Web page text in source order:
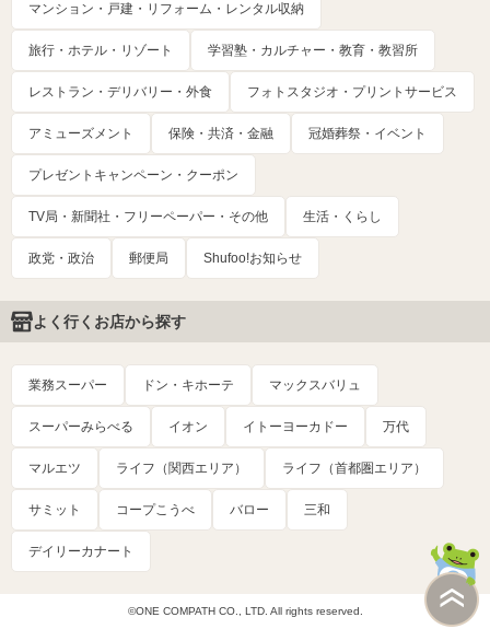
マンション・戸建・リフォーム・レンタル収納
旅行・ホテル・リゾート 学習塾・カルチャー・教育・教習所
レストラン・デリバリー・外食 フォトスタジオ・プリントサービス
アミューズメント 保険・共済・金融 冠婚葬祭・イベント
プレゼントキャンペーン・クーポン
TV局・新聞社・フリーペーパー・その他 生活・くらし
政党・政治 郵便局 Shufoo!お知らせ
よく行くお店から探す
業務スーパー ドン・キホーテ マックスバリュ
スーパーみらべる イオン イトーヨーカドー 万代
マルエツ ライフ（関西エリア） ライフ（首都圏エリア）
サミット コープこうべ バロー 三和
デイリーカナート
©ONE COMPATH CO., LTD. All rights reserved.